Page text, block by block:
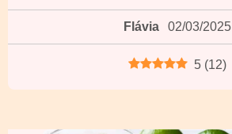
Flávia 02/03/2025
5 (12)